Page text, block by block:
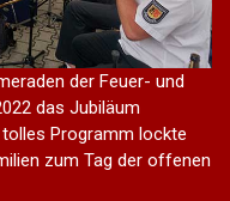
der Feuer- und
das Jubiläum
Programm lockte
zum Tag der offenen